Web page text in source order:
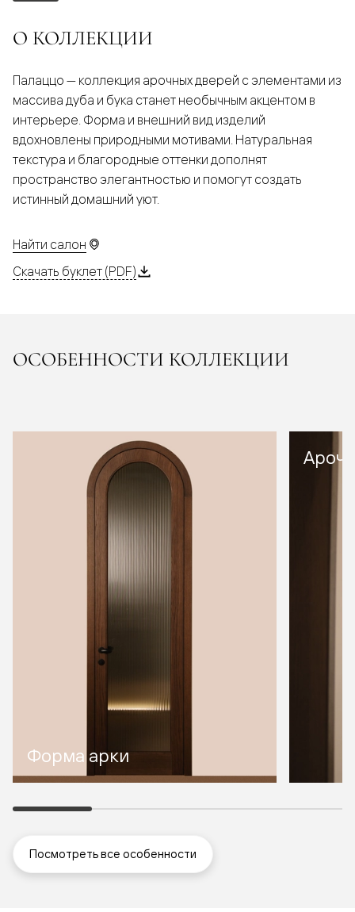
О КОЛЛЕКЦИИ
Палаццо — коллекция арочных дверей с элементами из
массива дуба и бука станет необычным акцентом в
интерьере. Форма и внешний вид изделий
вдохновлены природными мотивами. Натуральная
текстура и благородные оттенки дополнят
пространство элегантностью и помогут создать
истинный домашний уют.
Найти салон
Скачать буклет (PDF)
ОСОБЕННОСТИ КОЛЛЕКЦИИ
Форма арки
Посмотреть все особенности